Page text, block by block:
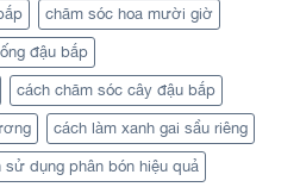
chăm sóc hoa mười giờ
đậu bắp
cách chăm sóc cây đậu bắp
cách làm xanh gai sầu riêng
sử dụng phân bón hiệu quả